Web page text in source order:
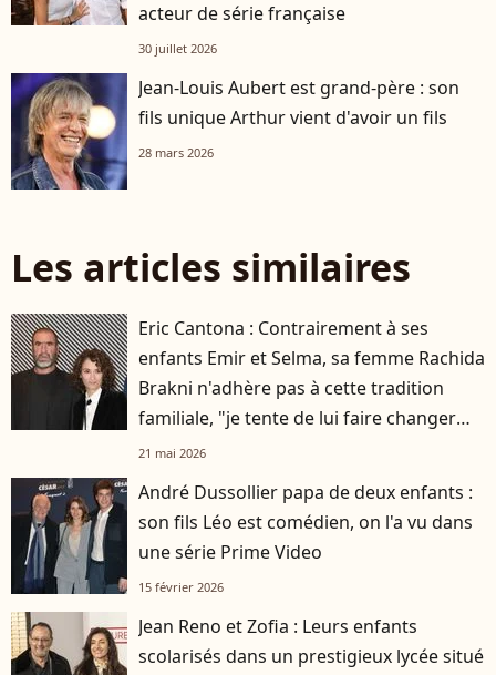
acteur de série française
30 juillet 2026
Jean-Louis Aubert est grand-père : son
fils unique Arthur vient d'avoir un fils
28 mars 2026
Les articles similaires
Eric Cantona : Contrairement à ses
enfants Emir et Selma, sa femme Rachida
Brakni n'adhère pas à cette tradition
familiale, "je tente de lui faire changer
d'avis"
21 mai 2026
André Dussollier papa de deux enfants :
son fils Léo est comédien, on l'a vu dans
une série Prime Video
15 février 2026
Jean Reno et Zofia : Leurs enfants
scolarisés dans un prestigieux lycée situé